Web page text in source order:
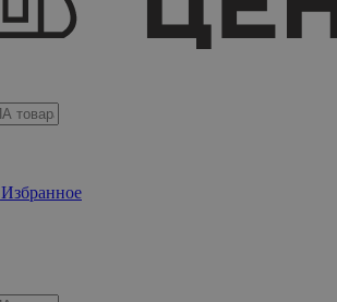
Избранное